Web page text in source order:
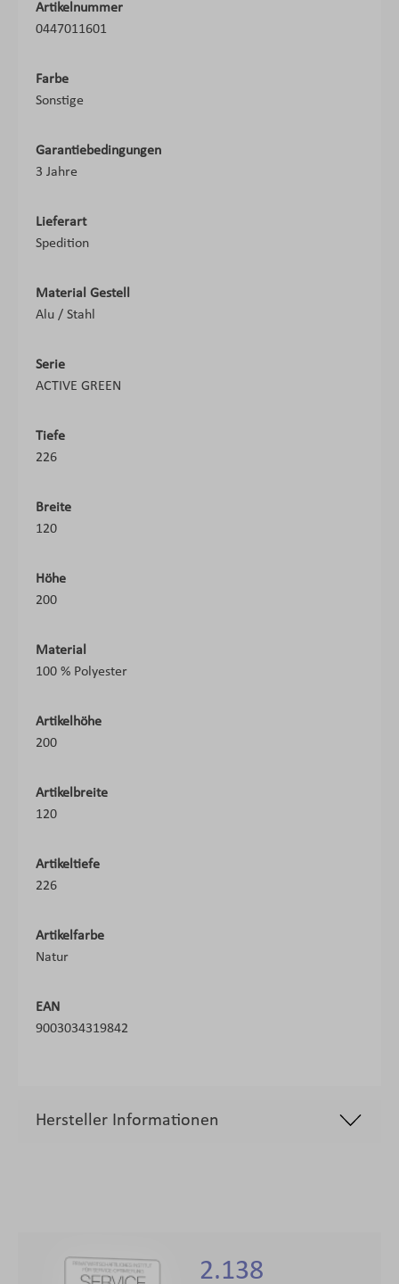
Artikelnummer
0447011601
Farbe
Sonstige
Garantiebedingungen
3 Jahre
Lieferart
Spedition
Material Gestell
Alu / Stahl
Serie
ACTIVE GREEN
Tiefe
226
Breite
120
Höhe
200
Material
100 % Polyester
Artikelhöhe
200
Artikelbreite
120
Artikeltiefe
226
Artikelfarbe
Natur
EAN
9003034319842
Hersteller Informationen
2.138